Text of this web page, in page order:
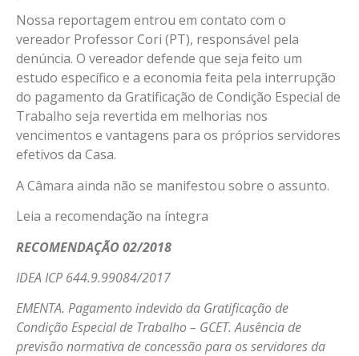
Nossa reportagem entrou em contato com o
vereador Professor Cori (PT), responsável pela
denúncia. O vereador defende que seja feito um
estudo específico e a economia feita pela interrupção
do pagamento da Gratificação de Condição Especial de
Trabalho seja revertida em melhorias nos
vencimentos e vantagens para os próprios servidores
efetivos da Casa.
A Câmara ainda não se manifestou sobre o assunto.
Leia a recomendação na íntegra
RECOMENDAÇÃO 02/2018
IDEA ICP 644.9.99084/2017
EMENTA. Pagamento indevido da Gratificação de
Condição Especial de Trabalho – GCET. Ausência de
previsão normativa de concessão para os servidores da